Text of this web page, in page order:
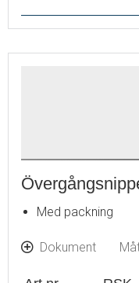
Med packning
Dokument